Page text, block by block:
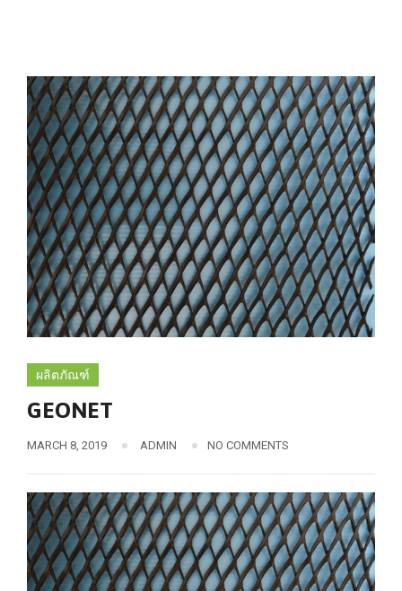
ผลิตภัณฑ์
GEONET
MARCH 8, 2019 ADMIN NO COMMENTS